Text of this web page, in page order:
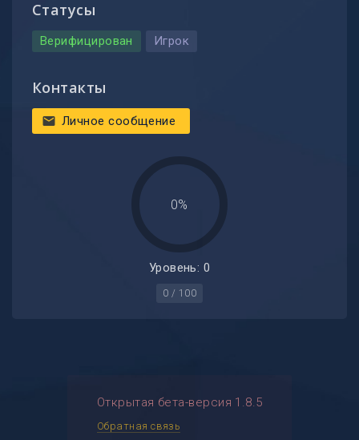
Статусы
Верифицирован Игрок
Контакты
mail Личное сообщение
0%
Уровень: 0
0 / 100
Открытая бета-версия 1.8.5
Обратная связь